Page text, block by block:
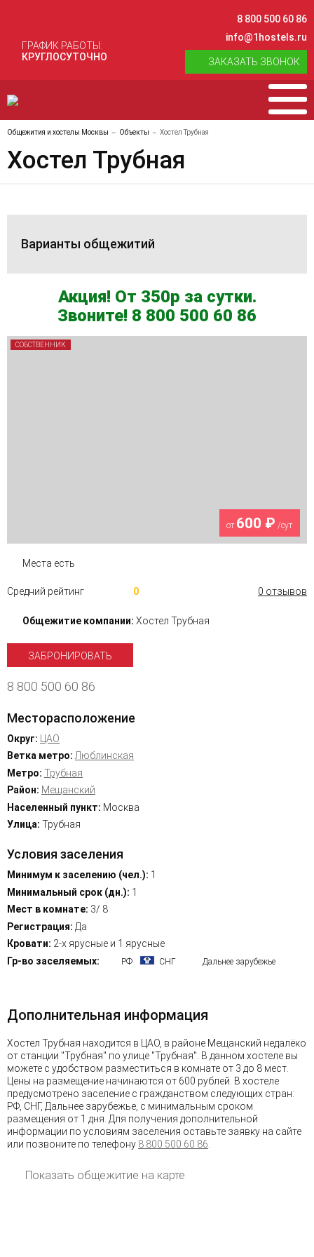
ГРАФИК РАБОТЫ:
КРУГЛОСУТОЧНО
8 800 500 60 86
info@1hostels.ru
ЗАКАЗАТЬ ЗВОНОК
Общежития и хостелы Москвы Объекты Хостел Трубная
Хостел Трубная
Варианты общежитий
Акция! От 350р за сутки.
Звоните! 8 800 500 60 86
от 600 ₽ /сут
СОБСТВЕННИК
Места есть
Средний рейтинг 0 0 отзывов
Общежитие компании: Хостел Трубная
ЗАБРОНИРОВАТЬ
8 800 500 60 86
Месторасположение
Округ:
ЦАО
Ветка метро: Люблинская
Метро: Трубная
Район: Мещанский
Населенный пункт: Москва
Улица: Трубная
Условия заселения
Минимум к заселению (чел.): 1
Минимальный срок (дн.): 1
Мест в комнате: 3/ 8
Регистрация: Да
Кровати: 2-х ярусные и 1 ярусные
Гр-во заселяемых:
РФ СНГ Дальнее зарубежье
Дополнительная информация
Хостел Трубная находится в ЦАО, в районе Мещанский недалёко
от станции "Трубная" по улице "Трубная". В данном хостеле вы
можете с удобством разместиться в комнате от 3 до 8 мест.
Цены на размещение начинаются от 600 рублей. В хостеле
предусмотрено заселение с гражданством следующих стран:
РФ, СНГ, Дальнее зарубежье, с минимальным сроком
размещения от 1 дня. Для получения дополнительной
информации по условиям заселения оставьте заявку на сайте
или позвоните по телефону 8 800 500 60 86
Показать общежитие на карте